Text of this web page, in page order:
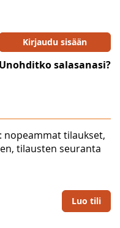
Kirjaudu sisään
Unohditko salasanasi?
nopeammat tilaukset,
tilausten seuranta
Luo tili